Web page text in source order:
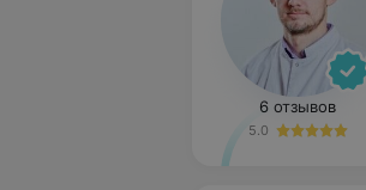
6 отзывов
5.0